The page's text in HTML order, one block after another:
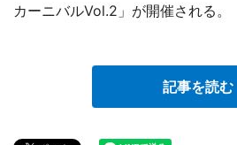
カーニバルVol.2」が開催される。
記事を読む